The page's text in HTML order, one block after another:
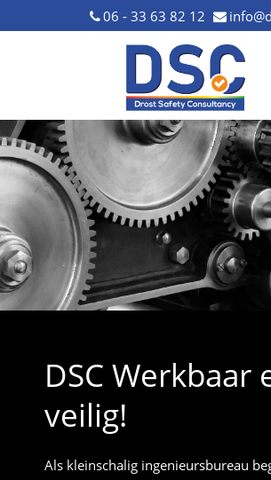
06 - 33 63 82 12
DSC Werkbaar
veilig!
Als kleinschalig ingenieursbureau